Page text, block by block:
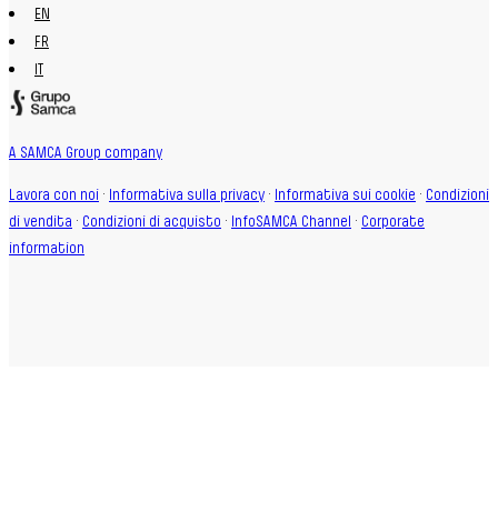
EN
FR
IT
A SAMCA Group company
Lavora con noi · Informativa sulla privacy · Informativa sui cookie · Condizioni
di vendita · Condizioni di acquisto · InfoSAMCA Channel · Corporate
information